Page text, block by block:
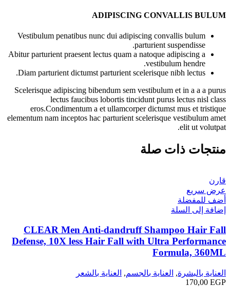
ADIPISCING CONVALLIS BULUM
Vestibulum penatibus nunc dui adipiscing convallis bulum
parturient suspendisse.
Abitur parturient praesent lectus quam a natoque adipiscing a
vestibulum hendre.
Diam parturient dictumst parturient scelerisque nibh lectus.
Scelerisque adipiscing bibendum sem vestibulum et in a a a purus
lectus faucibus lobortis tincidunt purus lectus nisl class
eros.Condimentum a et ullamcorper dictumst mus et tristique
elementum nam inceptos hac parturient scelerisque vestibulum amet
elit ut volutpat.
منتجات ذات صلة
قارن
عرض سريع
أضف للمفضلة
إضافة إلى السلة
CLEAR Men Anti-dandruff Shampoo Hair Fall
Defense, 10X less Hair Fall with Ultra Performance
Formula, 360ML
العناية بالبشرة, العناية بالجسم, العناية بالشعر
170,00 EGP